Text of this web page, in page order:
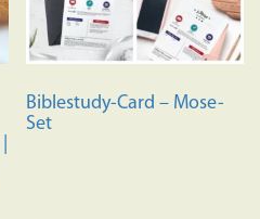
Biblestudy-Card – Mose-
Set